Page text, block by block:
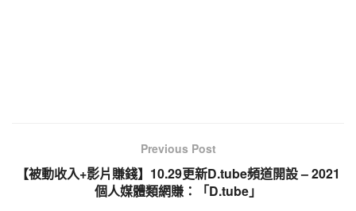
Previous Post
【被動收入+影片賺錢】10.29更新D.tube頻道開設 – 2021
個人媒體類網賺：「D.tube」